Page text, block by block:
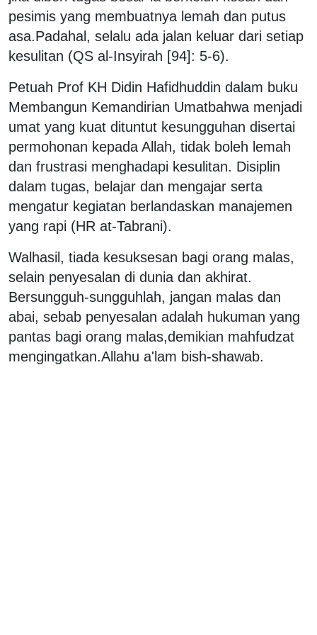
pesimis yang membuatnya lemah dan putus
asa.Padahal, selalu ada jalan keluar dari setiap
kesulitan (QS al-Insyirah [94]: 5-6).
Petuah Prof KH Didin Hafidhuddin dalam buku
Membangun Kemandirian Umatbahwa menjadi
umat yang kuat dituntut kesungguhan disertai
permohonan kepada Allah, tidak boleh lemah
dan frustrasi menghadapi kesulitan. Disiplin
dalam tugas, belajar dan mengajar serta
mengatur kegiatan berlandaskan manajemen
yang rapi (HR at-Tabrani).
Walhasil, tiada kesuksesan bagi orang malas,
selain penyesalan di dunia dan akhirat.
Bersungguh-sungguhlah, jangan malas dan
abai, sebab penyesalan adalah hukuman yang
pantas bagi orang malas,demikian mahfudzat
mengingatkan.Allahu a'lam bish-shawab.